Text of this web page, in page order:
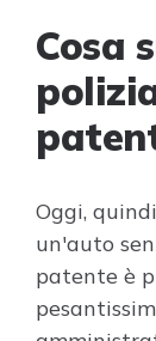
Cosa
Oggi,
un'auto
patente è